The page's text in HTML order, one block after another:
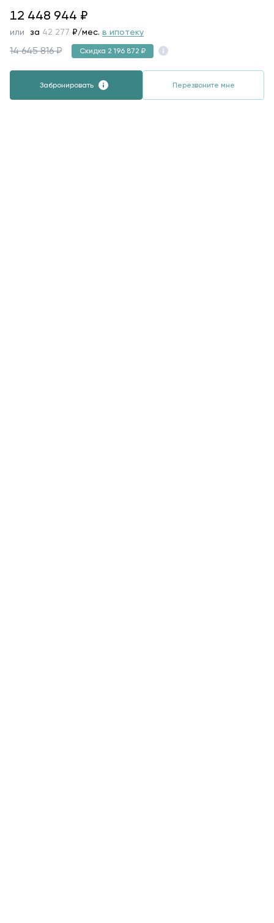
12448944
12 448 944 ₽
или за 64 712 ₽/мес. в ипотеку
14 645 816 ₽ Скидка 2 196 872 ₽
Забронировать Перезвоните мне